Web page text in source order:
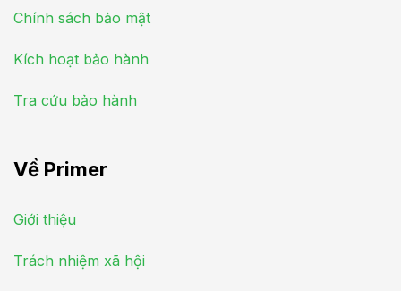
Chính sách bảo mật
Kích hoạt bảo hành
Tra cứu bảo hành
Về Primer
Giới thiệu
Trách nhiệm xã hội